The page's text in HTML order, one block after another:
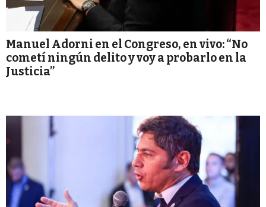
Manuel Adorni en el Congreso, en vivo: “No
cometí ningún delito y voy a probarlo en la
Justicia”